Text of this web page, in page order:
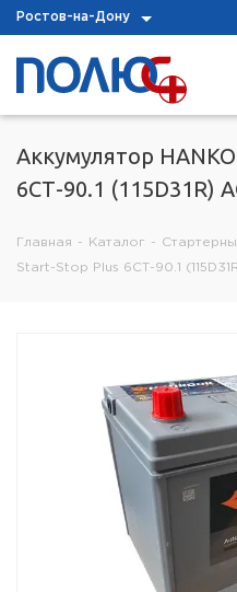
Ростов-на-Дону
Аккумулятор
6СТ-90.1 (115D31R)
Главная - Каталог -
Start-Stop Plus 6СТ-90.1